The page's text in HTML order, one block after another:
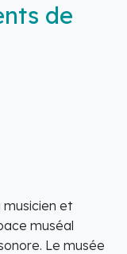
de
et
muséal
Le musée